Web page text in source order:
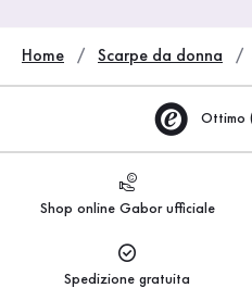
Home Scarpe da donna
Ottimo
Shop online Gabor ufficiale
Spedizione gratuita